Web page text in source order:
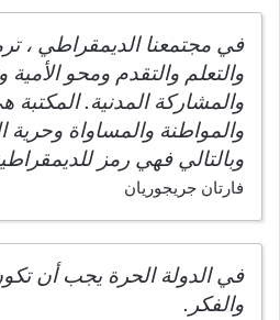
في مجتمعنا الديمقراطي ،
والتعلم والتقدم ومحو
والمشاركة المدنية.
والمواطنة والمساواة وحرية
وبالتالي فهي رمز
فارتان جريجوريان
في الدولة الحرة يجب أن
والفكر.